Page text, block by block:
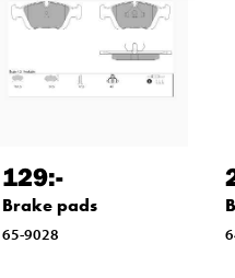
129:-
Brake pads
65-9028